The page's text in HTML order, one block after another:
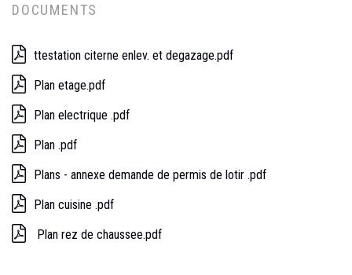
DOCUMENTS
ttestation citerne enlev. et degazage.pdf
Plan etage.pdf
Plan electrique .pdf
Plan .pdf
Plans - annexe demande de permis de lotir .pdf
Plan cuisine .pdf
Plan rez de chaussee.pdf